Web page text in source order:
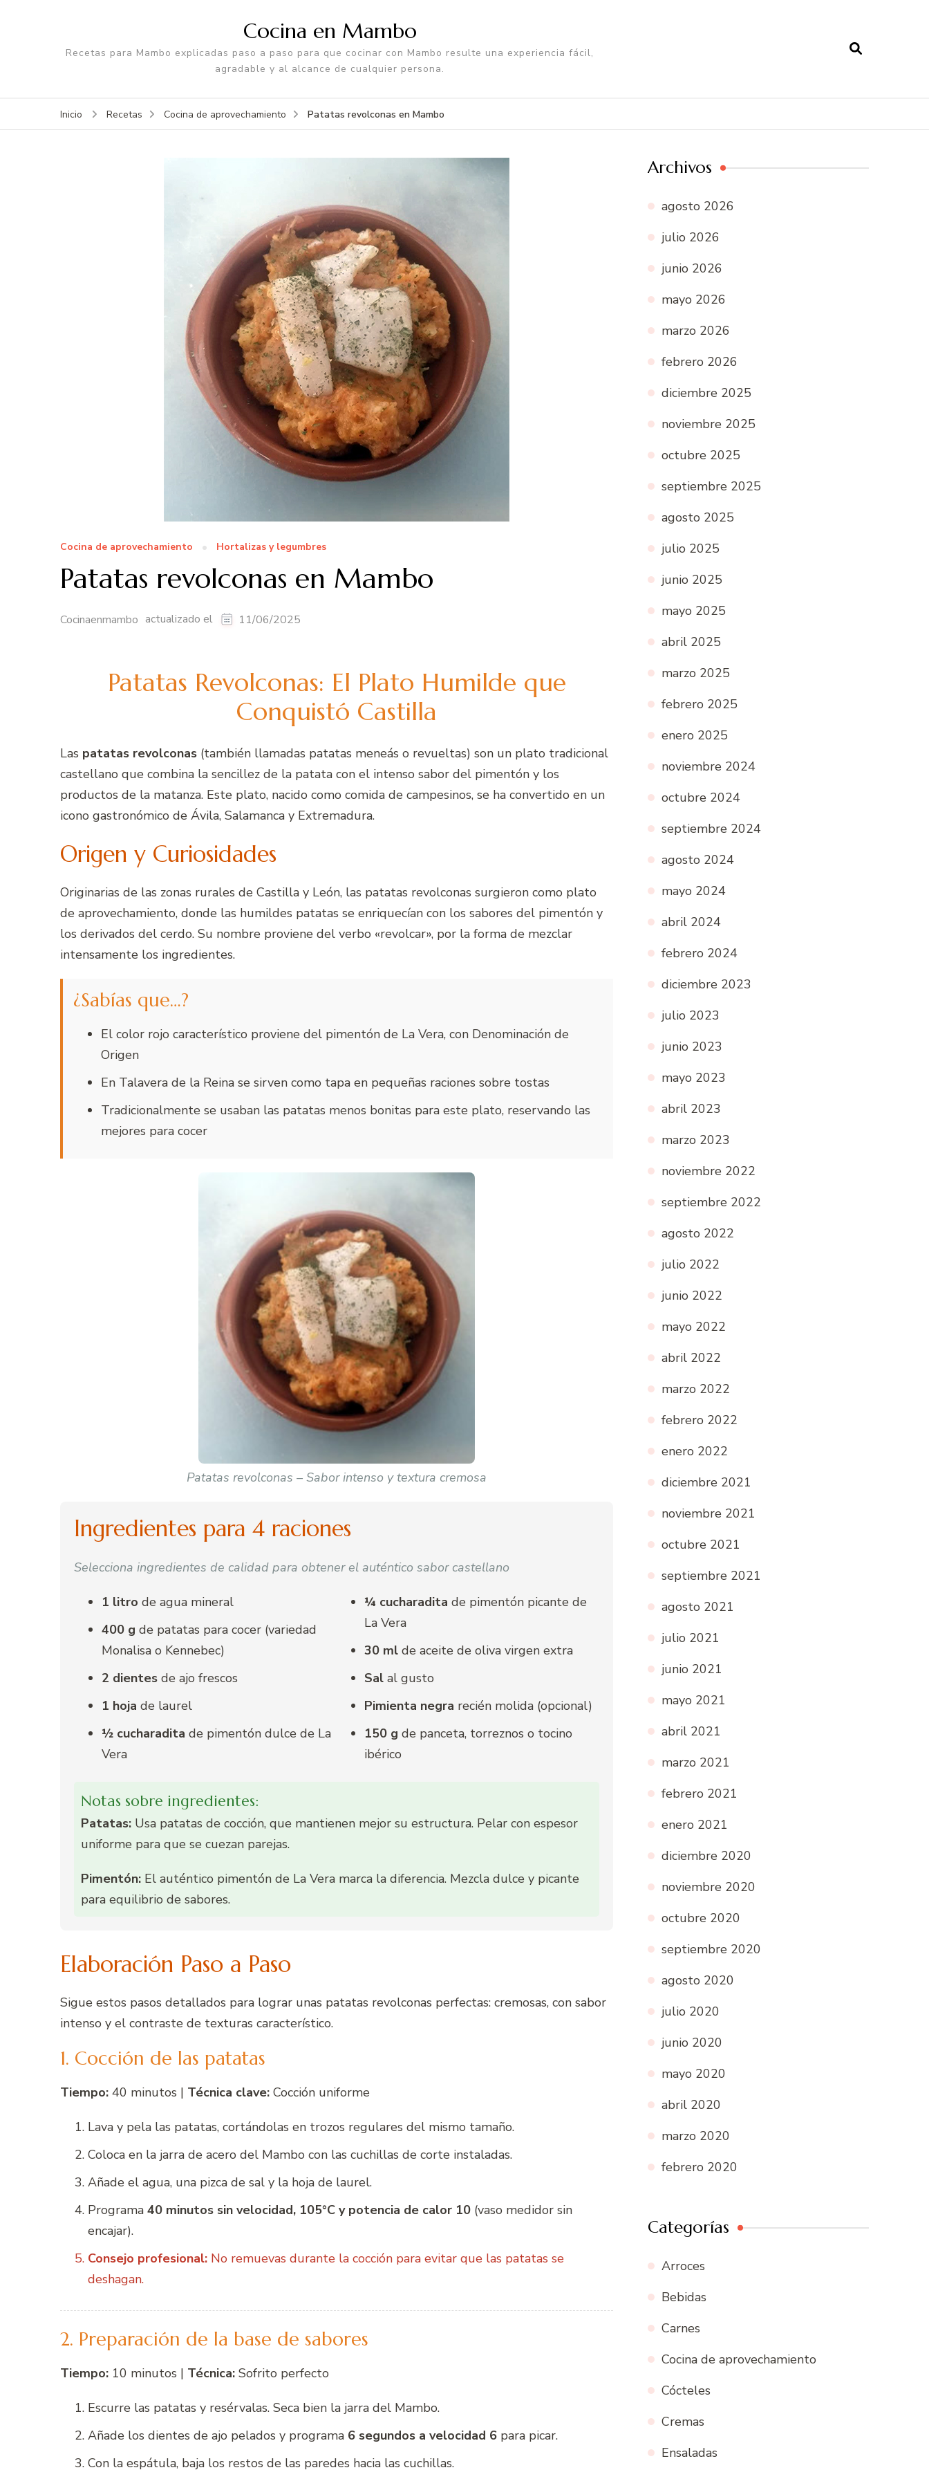
Cocina en Mambo
Recetas para Mambo explicadas paso a paso para que cocinar con Mambo resulte una experiencia fácil,
agradable y al alcance de cualquier persona.
Inicio Recetas Cocina de aprovechamiento Patatas revolconas en Mambo
Cocina de aprovechamiento Hortalizas y legumbres
Patatas revolconas en Mambo
Cocinaenmambo actualizado el 11/06/2025
Patatas Revolconas: El Plato Humilde que
Conquistó Castilla
Las patatas revolconas (también llamadas patatas meneás o revueltas) son un plato tradicional
castellano que combina la sencillez de la patata con el intenso sabor del pimentón y los
productos de la matanza. Este plato, nacido como comida de campesinos, se ha convertido en un
icono gastronómico de Ávila, Salamanca y Extremadura.
Origen y Curiosidades
Originarias de las zonas rurales de Castilla y León, las patatas revolconas surgieron como plato
de aprovechamiento, donde las humildes patatas se enriquecían con los sabores del pimentón y
los derivados del cerdo. Su nombre proviene del verbo «revolcar», por la forma de mezclar
intensamente los ingredientes.
¿Sabías que…?
El color rojo característico proviene del pimentón de La Vera, con Denominación de
Origen
En Talavera de la Reina se sirven como tapa en pequeñas raciones sobre tostas
Tradicionalmente se usaban las patatas menos bonitas para este plato, reservando las
mejores para cocer
Patatas revolconas – Sabor intenso y textura cremosa
Ingredientes para 4 raciones
Selecciona ingredientes de calidad para obtener el auténtico sabor castellano
1 litro de agua mineral
400 g de patatas para cocer (variedad
Monalisa o Kennebec)
2 dientes de ajo frescos
1 hoja de laurel
½ cucharadita de pimentón dulce de La
Vera
¼ cucharadita de pimentón picante de
La Vera
30 ml de aceite de oliva virgen extra
Sal al gusto
Pimienta negra recién molida (opcional)
150 g de panceta, torreznos o tocino
ibérico
Notas sobre ingredientes:
Patatas: Usa patatas de cocción, que mantienen mejor su estructura. Pelar con espesor
uniforme para que se cuezan parejas.
Pimentón: El auténtico pimentón de La Vera marca la diferencia. Mezcla dulce y picante
para equilibrio de sabores.
Elaboración Paso a Paso
Sigue estos pasos detallados para lograr unas patatas revolconas perfectas: cremosas, con sabor
intenso y el contraste de texturas característico.
1. Cocción de las patatas
Tiempo: 40 minutos | Técnica clave: Cocción uniforme
Lava y pela las patatas, cortándolas en trozos regulares del mismo tamaño.
Coloca en la jarra de acero del Mambo con las cuchillas de corte instaladas.
Añade el agua, una pizca de sal y la hoja de laurel.
Programa 40 minutos sin velocidad, 105°C y potencia de calor 10 (vaso medidor sin
encajar).
Consejo profesional: No remuevas durante la cocción para evitar que las patatas se
deshagan.
2. Preparación de la base de sabores
Tiempo: 10 minutos | Técnica: Sofrito perfecto
Escurre las patatas y resérvalas. Seca bien la jarra del Mambo.
Añade los dientes de ajo pelados y programa 6 segundos a velocidad 6 para picar.
Con la espátula, baja los restos de las paredes hacia las cuchillas.
Archivos
agosto 2026
julio 2026
junio 2026
mayo 2026
marzo 2026
febrero 2026
diciembre 2025
noviembre 2025
octubre 2025
septiembre 2025
agosto 2025
julio 2025
junio 2025
mayo 2025
abril 2025
marzo 2025
febrero 2025
enero 2025
noviembre 2024
octubre 2024
septiembre 2024
agosto 2024
mayo 2024
abril 2024
febrero 2024
diciembre 2023
julio 2023
junio 2023
mayo 2023
abril 2023
marzo 2023
noviembre 2022
septiembre 2022
agosto 2022
julio 2022
junio 2022
mayo 2022
abril 2022
marzo 2022
febrero 2022
enero 2022
diciembre 2021
noviembre 2021
octubre 2021
septiembre 2021
agosto 2021
julio 2021
junio 2021
mayo 2021
abril 2021
marzo 2021
febrero 2021
enero 2021
diciembre 2020
noviembre 2020
octubre 2020
septiembre 2020
agosto 2020
julio 2020
junio 2020
mayo 2020
abril 2020
marzo 2020
febrero 2020
Categorías
Arroces
Bebidas
Carnes
Cocina de aprovechamiento
Cócteles
Cremas
Ensaladas